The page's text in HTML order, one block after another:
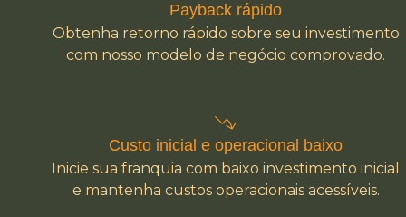
Payback rápido
Obtenha retorno rápido sobre seu investimento
com nosso modelo de negócio comprovado.
Custo inicial e operacional baixo
Inicie sua franquia com baixo investimento inicial
e mantenha custos operacionais acessíveis.